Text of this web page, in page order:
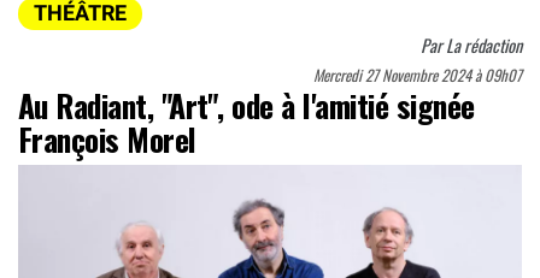
THÉÂTRE
ParLa rédaction
Mercredi 27 Novembre 2024 à 09h07
Au Radiant, "Art", ode à l'amitié signée
François Morel